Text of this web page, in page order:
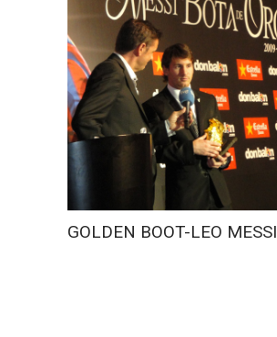
GOLDEN BOOT-LEO MESSI